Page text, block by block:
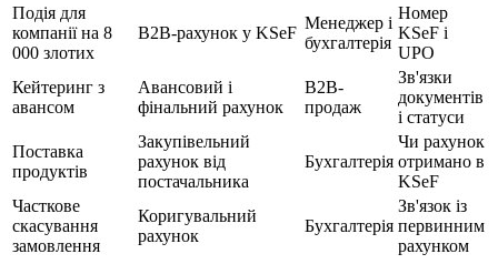
Подія для
компанії на 8
000 злотих
B2B-рахунок у KSeF
Менеджер і
бухгалтерія
Номер
KSeF і
UPO
Кейтеринг з
авансом
Авансовий і
фінальний рахунок
B2B-
продаж
Зв'язки
документів
і статуси
Поставка
продуктів
Закупівельний
рахунок від
постачальника
Бухгалтерія
Чи рахунок
отримано в
KSeF
Часткове
скасування
замовлення
Коригувальний
рахунок
Бухгалтерія
Зв'язок із
первинним
рахунком